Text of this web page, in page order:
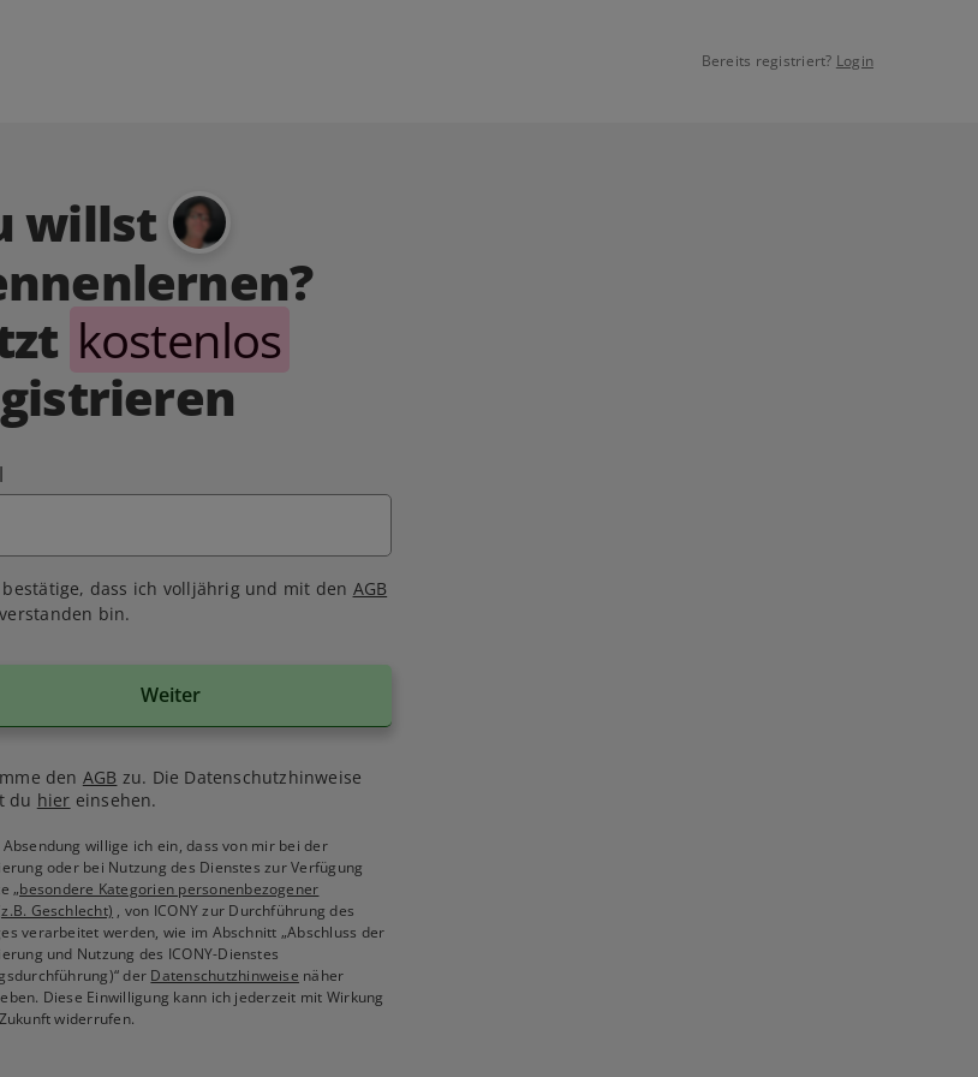
Bereits registriert? Login
willst
kostenlos
bestätige, dass ich volljährig und mit den AGB
bin.
Weiter
den AGB zu. Die Datenschutzhinweise
du hier einsehen.
willige ich ein, dass von mir bei der
oder bei Nutzung des Dienstes zur Verfügung
„besondere Kategorien personenbezogener
Geschlecht) , von ICONY zur Durchführung des
verarbeitet werden, wie im Abschnitt „Abschluss der
und Nutzung des ICONY-Dienstes
der Datenschutzhinweise näher
Diese Einwilligung kann ich jederzeit mit Wirkung
widerrufen.